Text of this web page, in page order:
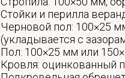
Стойки и перилла
Черновой пол: 100×25
(укладывается с
Пол: 100×25 мм или
Кровля: оцинкованный